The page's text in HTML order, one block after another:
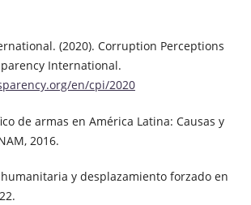
(2020). Corruption Perceptions
International.
en/cpi/2020
de armas en América Latina: Causas y
2016.
humanitaria y desplazamiento forzado en